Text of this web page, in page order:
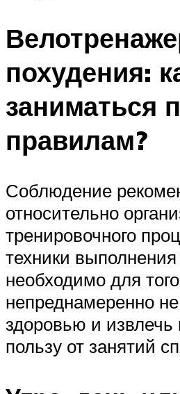
похудения:
заниматься
правилам?
Соблюдение
относительно
тренировочного
техники
необходимо для
непреднамеренно
здоровью и
пользу от занятий